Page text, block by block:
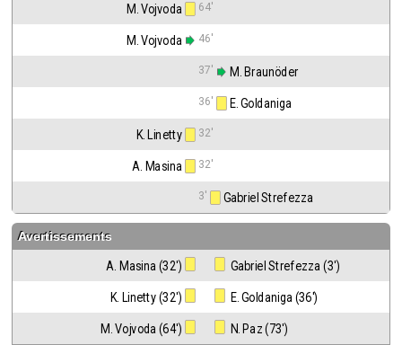
M. Vojvoda 64'
M. Vojvoda 46'
37' M. Braunöder
36' E. Goldaniga
K. Linetty 32'
A. Masina 32'
3' Gabriel Strefezza
Avertissements
A. Masina (32') Gabriel Strefezza (3')
K. Linetty (32') E. Goldaniga (36')
M. Vojvoda (64') N. Paz (73')